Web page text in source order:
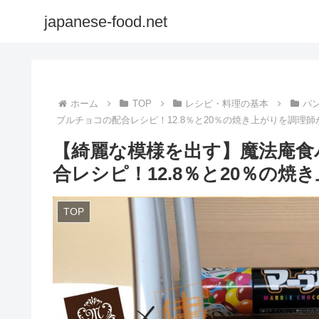
japanese-food.net
ホーム TOP レシピ・料理の基本
パ
ブルチョコの配合レシピ！12.8％と20％の焼き上がりを調理師
【綺麗な模様を出す】魔法庵
合レシピ！12.8％と20％の焼
TOP